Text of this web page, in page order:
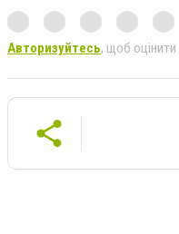
Авторизуйтесь, щоб оцінити